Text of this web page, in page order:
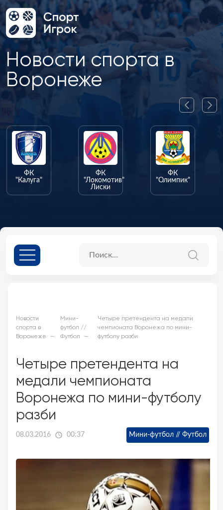
Новости спорта в
Воронеже
ФК
"Калуга"
ФК
"Локомотив"
Лиски
ФК
"Олимпик"
Новости
спорта в
Воронеже
Мини-
футбол //
Футбол
Четыре претендента на медали
чемпионата Воронежа по мини-
футболу разби
Четыре претендента на
медали чемпионата
Воронежа по мини-футболу
разби
08.03.2016 00:37 Мини-футбол // Футбол